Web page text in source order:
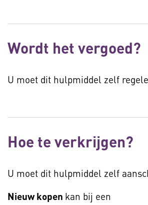
Wordt het vergoed?
U moet dit hulpmiddel zelf
Hoe te verkrijgen?
U moet dit hulpmiddel zelf
Nieuw kopen kan bij een